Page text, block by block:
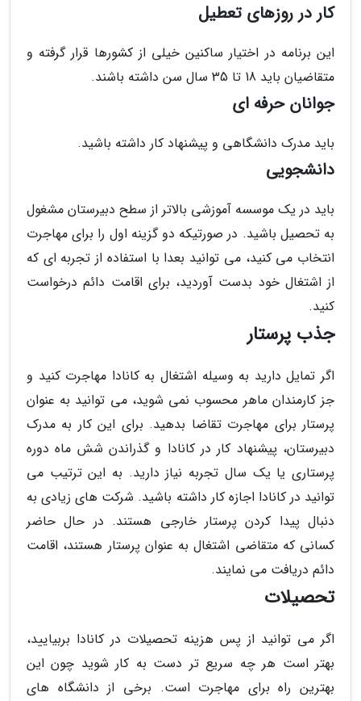
کار در روزهای تعطیل
این برنامه در اختیار ساکنین خیلی از کشورها قرار گرفته و
متقاضیان باید 18 تا 35 سال سن داشته باشند.
جوانان حرفه ای
باید مدرک دانشگاهی و پیشنهاد کار داشته باشید.
دانشجویی
باید در یک موسسه آموزشی بالاتر از سطح دبیرستان مشغول
به تحصیل باشید. در صورتیکه دو گزینه اول را برای مهاجرت
انتخاب می کنید، می توانید بعدا با استفاده از تجربه ای که
از اشتغال خود بدست آوردید، برای اقامت دائم درخواست
کنید.
جذب پرستار
اگر تمایل دارید به وسیله اشتغال به کانادا مهاجرت کنید و
جز کارمندان ماهر محسوب نمی شوید، می توانید به عنوان
پرستار برای مهاجرت تقاضا بدهید. برای این کار به مدرک
دبیرستان، پیشنهاد کار در کانادا و گذراندن شش ماه دوره
پرستاری یا یک سال تجربه نیاز دارید. به این ترتیب می
توانید در کانادا اجازه کار داشته باشید. شرکت های زیادی به
دنبال پیدا کردن پرستار خارجی هستند. در حال حاضر
کسانی که متقاضی اشتغال به عنوان پرستار هستند، اقامت
دائم دریافت می نمایند.
تحصیلات
اگر می توانید از پس هزینه تحصیلات در کانادا بربیایید،
بهتر است هر چه سریع تر دست به کار شوید چون این
بهترین راه برای مهاجرت است. برخی از دانشگاه های